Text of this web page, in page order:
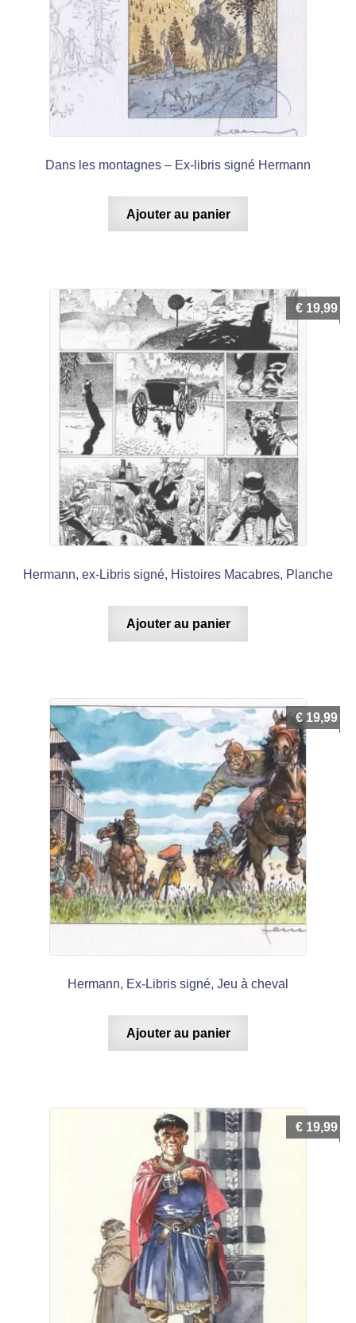
Dans les montagnes – Ex-libris signé Hermann
Ajouter au panier
Hermann, ex-Libris signé, Histoires Macabres, Planche
€ 19,99
Ajouter au panier
Hermann, Ex-Libris signé, Jeu à cheval
€19,99
Ajouter au panier
€ 19,99